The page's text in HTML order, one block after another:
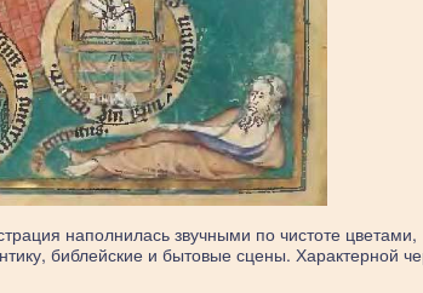
наполнилась звучными по чистоте цветами,
библейские и бытовые сцены. Характерной